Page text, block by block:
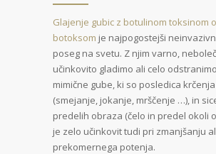
Glajenje gubic z botulinom toksinom
botoksom je najpogostejši
poseg na svetu. Z njim varno,
učinkovito gladimo ali celo
mimične gube, ki so posledica
(smejanje, jokanje, mrščenje …), in
predelih obraza (čelo in predel okoli
je zelo učinkovit tudi pri zmanjšanju
prekomernega potenja.